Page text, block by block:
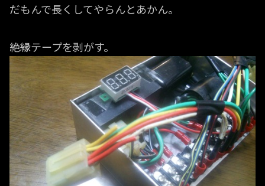
だもんで長くしてやらんとあかん。
絶縁テープを剥がす。